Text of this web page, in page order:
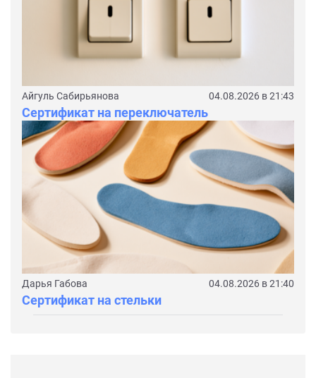
Айгуль Сабирьянова 04.08.2026 в 21:43
Сертификат на переключатель
Дарья Габова 04.08.2026 в 21:40
Сертификат на стельки